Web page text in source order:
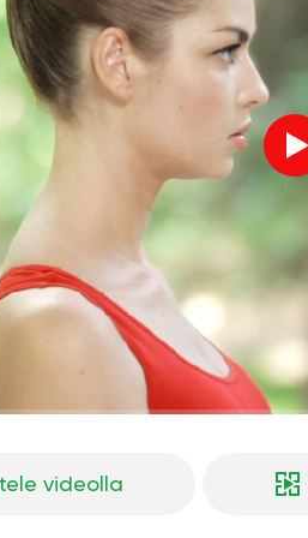
videolla